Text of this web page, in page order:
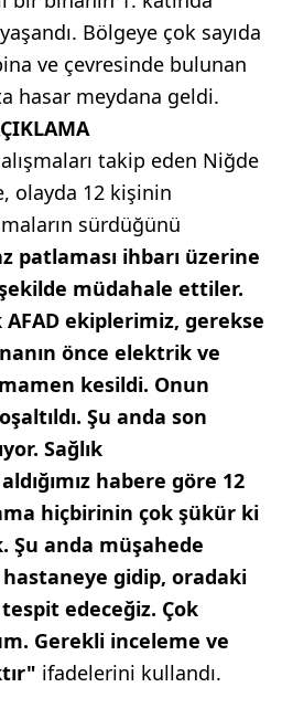
Bölgeye çok sayıda
ve çevresinde bulunan
hasar meydana geldi.
takip eden Niğde
olayda 12 kişinin
sürdüğünü
patlaması ihbarı üzerine
müdahale ettiler.
ekiplerimiz, gerekse
önce elektrik ve
kesildi. Onun
Şu anda son
Sağlık
habere göre 12
hiçbirinin çok şükür ki
Şu anda müşahede
gidip, oradaki
edeceğiz. Çok
Gerekli inceleme ve
ifadelerini kullandı.